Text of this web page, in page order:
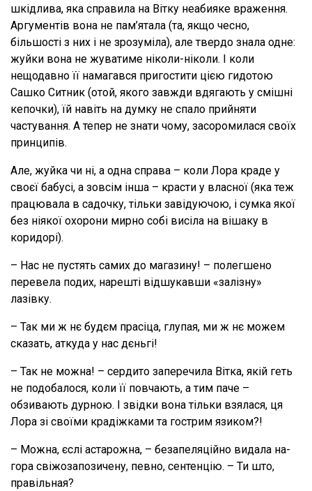
шкідлива, яка справила на Вітку неабияке враження.
Аргументів вона не пам’ятала (та, якщо чесно,
більшості з них і не зрозуміла), але твердо знала одне:
жуйки вона не жуватиме ніколи-ніколи. І коли
нещодавно її намагався пригостити цією гидотою
Сашко Ситник (отой, якого завжди вдягають у смішні
кепочки), їй навіть на думку не спало прийняти
частування. А тепер не знати чому, засоромилася своїх
принципів.
Але, жуйка чи ні, а одна справа – коли Лора краде у
своєї бабусі, а зовсім інша – красти у власної (яка теж
працювала в садочку, тільки завідуючою, і сумка якої
без ніякої охорони мирно собі висіла на вішаку в
коридорі).
– Нас не пустять самих до магазину! – полегшено
перевела подих, нарешті відшукавши «залізну»
лазівку.
– Так ми ж нє будєм прасіца, глупая, ми ж нє можем
сказать, аткуда у нас дєньгі!
– Так не можна! – сердито заперечила Вітка, якій геть
не подобалося, коли її повчають, а тим паче –
обзивають дурною. І звідки вона тільки взялася, ця
Лора зі своїми крадіжками та гострим язиком?!
– Можна, єслі астарожна, – безапеляційно видала на-
гора свіжозапозичену, певно, сентенцію. – Ти што,
правільная?